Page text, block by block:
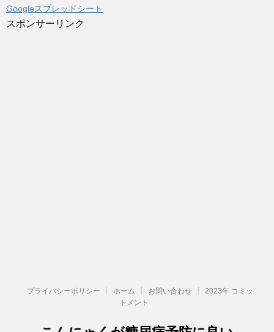
Googleスプレッドシート
スポンサーリンク
プライバシーポリシー ホーム お問い合わせ
2023年 コミッ
トメント